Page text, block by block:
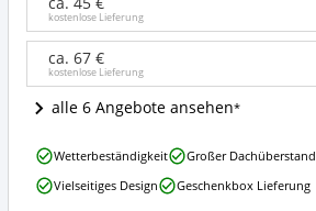
Design-
Futterhaus
"Silberglanz"
aus
Edelstahl
Angebote:
ist
dieses
Design
kostenlose Lieferung
ca. 67 €
kostenlose Lieferung
alle 6 Angebote ansehen
Luxus-
Vogelhaus
11600
Wetterbeständigkeit Großer Dachüberstand
Vielseitiges Design
Geschenkbox Lieferung